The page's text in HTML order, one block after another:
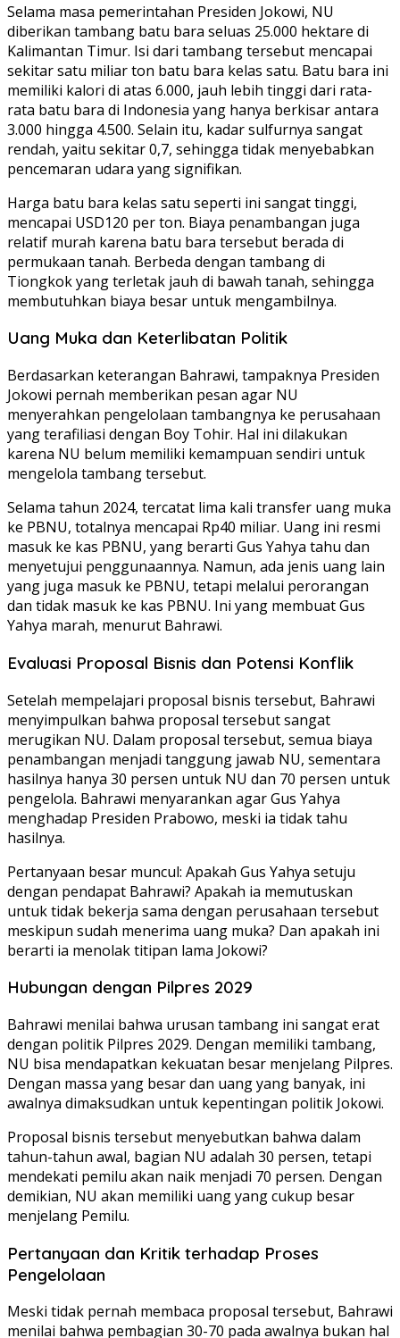
Selama masa pemerintahan Presiden Jokowi, NU
diberikan tambang batu bara seluas 25.000 hektare di
Kalimantan Timur. Isi dari tambang tersebut mencapai
sekitar satu miliar ton batu bara kelas satu. Batu bara ini
memiliki kalori di atas 6.000, jauh lebih tinggi dari rata-
rata batu bara di Indonesia yang hanya berkisar antara
3.000 hingga 4.500. Selain itu, kadar sulfurnya sangat
rendah, yaitu sekitar 0,7, sehingga tidak menyebabkan
pencemaran udara yang signifikan.
Harga batu bara kelas satu seperti ini sangat tinggi,
mencapai USD120 per ton. Biaya penambangan juga
relatif murah karena batu bara tersebut berada di
permukaan tanah. Berbeda dengan tambang di
Tiongkok yang terletak jauh di bawah tanah, sehingga
membutuhkan biaya besar untuk mengambilnya.
Uang Muka dan Keterlibatan Politik
Berdasarkan keterangan Bahrawi, tampaknya Presiden
Jokowi pernah memberikan pesan agar NU
menyerahkan pengelolaan tambangnya ke perusahaan
yang terafiliasi dengan Boy Tohir. Hal ini dilakukan
karena NU belum memiliki kemampuan sendiri untuk
mengelola tambang tersebut.
Selama tahun 2024, tercatat lima kali transfer uang muka
ke PBNU, totalnya mencapai Rp40 miliar. Uang ini resmi
masuk ke kas PBNU, yang berarti Gus Yahya tahu dan
menyetujui penggunaannya. Namun, ada jenis uang lain
yang juga masuk ke PBNU, tetapi melalui perorangan
dan tidak masuk ke kas PBNU. Ini yang membuat Gus
Yahya marah, menurut Bahrawi.
Evaluasi Proposal Bisnis dan Potensi Konflik
Setelah mempelajari proposal bisnis tersebut, Bahrawi
menyimpulkan bahwa proposal tersebut sangat
merugikan NU. Dalam proposal tersebut, semua biaya
penambangan menjadi tanggung jawab NU, sementara
hasilnya hanya 30 persen untuk NU dan 70 persen untuk
pengelola. Bahrawi menyarankan agar Gus Yahya
menghadap Presiden Prabowo, meski ia tidak tahu
hasilnya.
Pertanyaan besar muncul: Apakah Gus Yahya setuju
dengan pendapat Bahrawi? Apakah ia memutuskan
untuk tidak bekerja sama dengan perusahaan tersebut
meskipun sudah menerima uang muka? Dan apakah ini
berarti ia menolak titipan lama Jokowi?
Hubungan dengan Pilpres 2029
Bahrawi menilai bahwa urusan tambang ini sangat erat
dengan politik Pilpres 2029. Dengan memiliki tambang,
NU bisa mendapatkan kekuatan besar menjelang Pilpres.
Dengan massa yang besar dan uang yang banyak, ini
awalnya dimaksudkan untuk kepentingan politik Jokowi.
Proposal bisnis tersebut menyebutkan bahwa dalam
tahun-tahun awal, bagian NU adalah 30 persen, tetapi
mendekati pemilu akan naik menjadi 70 persen. Dengan
demikian, NU akan memiliki uang yang cukup besar
menjelang Pemilu.
Pertanyaan dan Kritik terhadap Proses
Pengelolaan
Meski tidak pernah membaca proposal tersebut, Bahrawi
menilai bahwa pembagian 30-70 pada awalnya bukan hal